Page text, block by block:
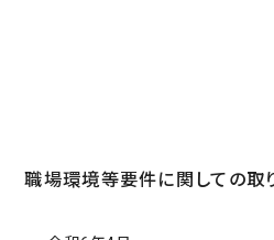
職場環境等要件に関しての取